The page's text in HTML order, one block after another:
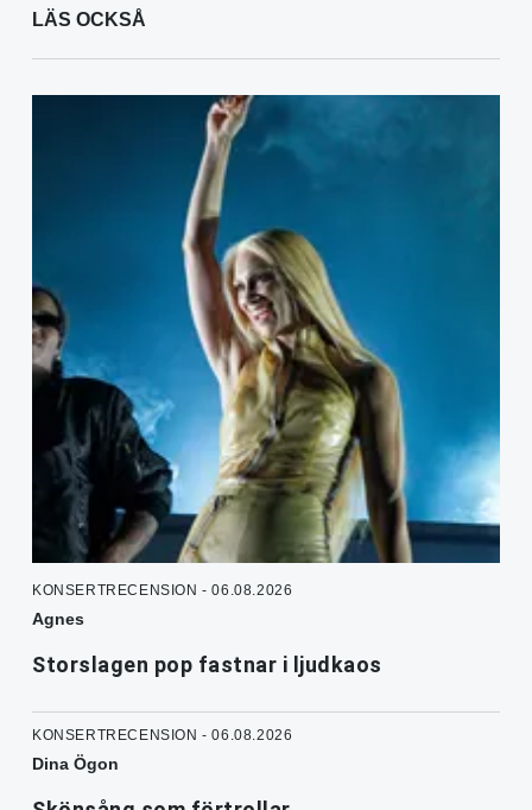
LÄS OCKSÅ
KONSERTRECENSION - 06.08.2026
Agnes
Storslagen pop fastnar i ljudkaos
KONSERTRECENSION - 06.08.2026
Dina Ögon